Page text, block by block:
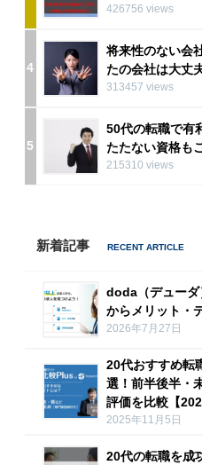
426756 views
4
将来性のない会
たの会社は大丈
313457 views
5
50代の転職で有
たたない資格も
215310 views
新着記事
doda（デューダ
からメリット・
2026年7月27日
20代おすすめ転
選！前半後半・
評価を比較【
2025年11月5日
20代の転職を成